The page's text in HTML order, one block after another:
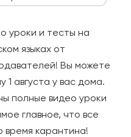
уроки и тесты на
языках от
Вы можете
1 августа у вас дома.
полные видео уроки
главное, что все
время карантина!